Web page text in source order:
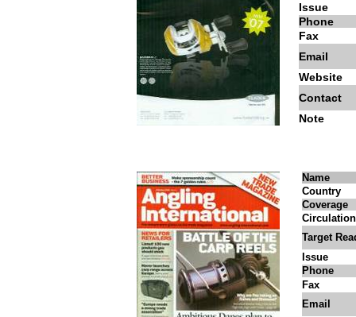
Issue
Phone
Fax
Email
Website
Contact
Note
Name
Country
Coverage
Circulation
Target
Issue
Phone
Fax
Email